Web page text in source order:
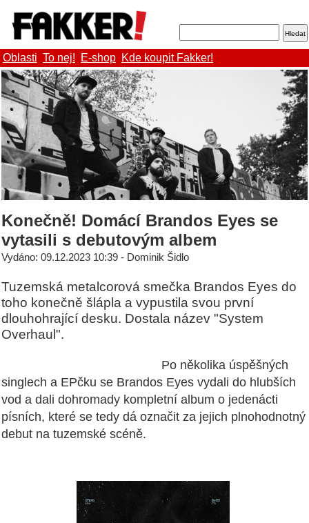
Oblasti To nej! E-shop Kde koupit Fakker!
Konečně! Domácí Brandos Eyes se
vytasili s debutovým albem
Vydáno: 09.12.2023 10:39 - Dominik Šidlo
Tuzemská metalcorová smečka Brandos Eyes do
toho konečně šlápla a vypustila svou první
dlouhohrající desku. Dostala název "System
Overhaul".
Po několika úspěšných
singlech a EPčku se Brandos Eyes vydali do hlubších
vod a dali dohromady kompletní album o jedenácti
písních, které se tedy dá označit za jejich plnohodnotný
debut na tuzemské scéně.